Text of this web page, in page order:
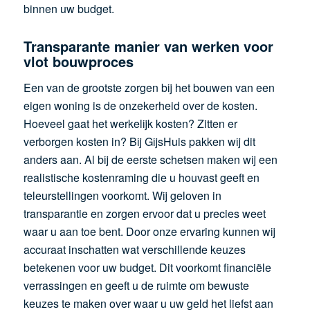
binnen uw budget.
Transparante manier van werken voor
vlot bouwproces
Een van de grootste zorgen bij het bouwen van een
eigen woning is de onzekerheid over de kosten.
Hoeveel gaat het werkelijk kosten? Zitten er
verborgen kosten in? Bij GijsHuis pakken wij dit
anders aan. Al bij de eerste schetsen maken wij een
realistische kostenraming die u houvast geeft en
teleurstellingen voorkomt. Wij geloven in
transparantie en zorgen ervoor dat u precies weet
waar u aan toe bent. Door onze ervaring kunnen wij
accuraat inschatten wat verschillende keuzes
betekenen voor uw budget. Dit voorkomt financiële
verrassingen en geeft u de ruimte om bewuste
keuzes te maken over waar u uw geld het liefst aan